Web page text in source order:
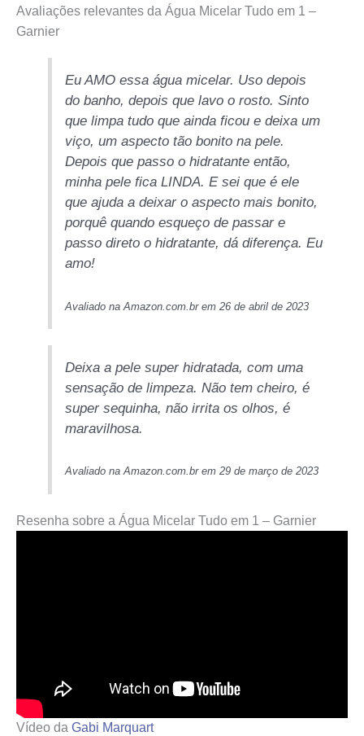
Avaliações relevantes da Água Micelar Tudo em 1 –
Garnier
Eu AMO essa água micelar. Uso depois
do banho, depois que lavo o rosto. Sinto
que limpa tudo que ainda ficou e deixa um
viço, um aspecto tão bonito na pele.
Depois que passo o hidratante então,
minha pele fica LINDA. E sei que é ele
que ajuda a deixar o aspecto mais bonito,
porquê quando esqueço de passar e
passo direto o hidratante, dá diferença. Eu
amo!
Avaliado na Amazon.com.br em 26 de abril de 2023
Deixa a pele super hidratada, com uma
sensação de limpeza. Não tem cheiro, é
super sequinha, não irrita os olhos, é
maravilhosa.
Avaliado na Amazon.com.br em 29 de março de 2023
Resenha sobre a Água Micelar Tudo em 1 – Garnier
Vídeo da Gabi Marquart